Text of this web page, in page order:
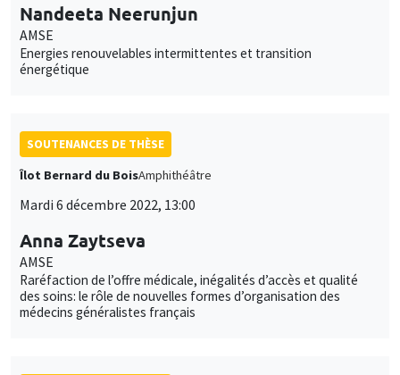
Nandeeta Neerunjun
AMSE
Energies renouvelables intermittentes et transition
énergétique
SOUTENANCES DE THÈSE
Îlot Bernard du BoisAmphithéâtre
Mardi 6 décembre 2022, 13:00
Anna Zaytseva
AMSE
Raréfaction de l’offre médicale, inégalités d’accès et qualité
des soins: le rôle de nouvelles formes d’organisation des
médecins généralistes français